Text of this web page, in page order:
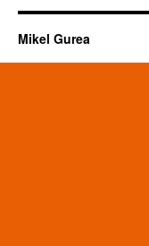
Mikel Gurea